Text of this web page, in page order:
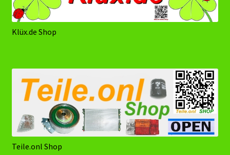
Klüx.de Shop
Teile.onl Shop